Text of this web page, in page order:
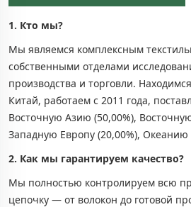
1. Кто мы?
Мы являемся комплексным
собственными отделами
производства и торговли.
Китай, работаем с 2011 года,
Восточную Азию (50,00%),
Западную Европу (20,00%), Океанию
2. Как мы гарантируем качество?
Мы полностью контролируем всю
цепочку — от волокон до готовой